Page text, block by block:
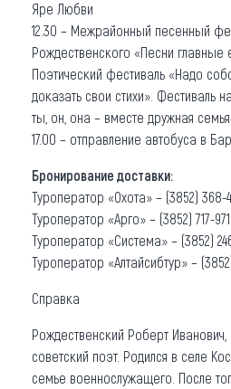
Яре Любви
12.30 – Межрайонный песенный
Рождественского «Песни главные
Поэтический фестиваль «Надо
доказать свои стихи». Фестиваль
ты, он, она – вместе дружная
17.00 – отправление автобуса в
Бронирование доставки:
Туроператор «Охота» – (3852) 368-
Туроператор «Арго» – (3852) 717-971
Туроператор «Система» – (3852)
Туроператор «Алтайсибтур» –
Справка
Рождественский Роберт Иванович,
советский поэт. Родился в селе
семье военнослужащего. После